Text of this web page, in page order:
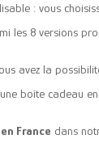
: vous
les 8 versions
avez la
boîte cadeau
France dans